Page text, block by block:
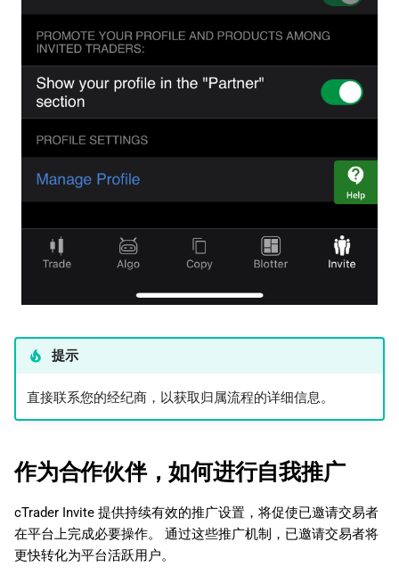
提示
直接联系您的经纪商，以获取归属流程的详细信息。
作为合作伙伴，如何进行自我推广
cTrader Invite 提供持续有效的推广设置，将促使已邀请交易者
在平台上完成必要操作。 通过这些推广机制，已邀请交易者将
更快转化为平台活跃用户。